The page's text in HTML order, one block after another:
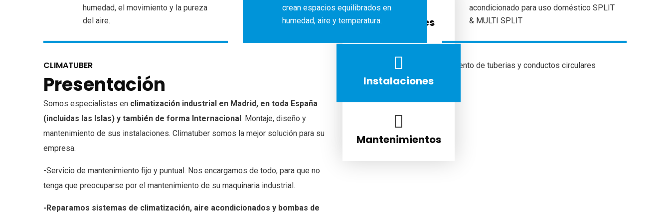
humedad, el movimiento y la pureza
del aire.
crean espacios equilibrados en
humedad, aire y temperatura.
acondicionado para uso doméstico SPLIT
& MULTI SPLIT
CLIMATUBER
Presentación
Somos especialistas en climatización industrial en Madrid, en toda España
(incluidas las Islas) y también de forma Internacional. Montaje, diseño y
mantenimiento de sus instalaciones. Climatuber somos la mejor solución para su
empresa.
-Servicio de mantenimiento fijo y puntual. Nos encargamos de todo, para que no
tenga que preocuparse por el mantenimiento de su maquinaria industrial.
-Reparamos sistemas de climatización, aire acondicionados y bombas de
Reparaciones
Instalaciones
Mantenimientos